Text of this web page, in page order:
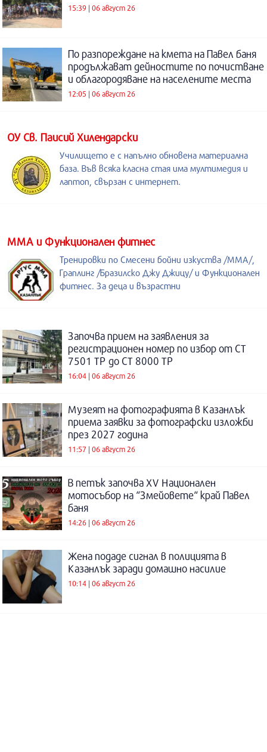
15:39 | 06 август 26
По разпореждане на кмета на Павел баня
продължават дейностите по почистване
и облагородяване на населените места
12:05 | 06 август 26
ОУ Св. Паисий Хилендарски
Училището е с напълно обновена материална
база. Във всяка класна стая има мултимедия и
лаптоп, свързан с интернет.
ММА и Функционален фитнес
Тренировки по Смесени бойни изкуства /MMA/,
Граплинг /Бразилско Джу Джицу/ и Функционален
фитнес. За деца и възрастни
Започва прием на заявления за
регистрационен номер по избор от СТ
7501 ТР до СТ 8000 ТР
16:04 | 06 август 26
Музеят на фотографията в Казанлък
приема заявки за фотографски изложби
през 2027 година
11:57 | 06 август 26
В петък започва XV Национален
мотосъбор на “Змейовете“ край Павел
баня
14:26 | 06 август 26
Жена подаде сигнал в полицията в
Казанлък заради домашно насилие
10:14 | 06 август 26